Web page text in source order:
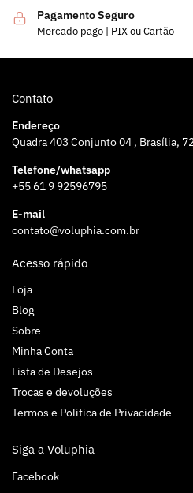
Pagamento Seguro
Mercado pago | PIX ou Cartão
Contato
Endereço
Quadra 403 Conjunto 04 , Brasília,
Telefone/whatsapp
+55 61 9 92596795
E-mail
contato@voluphia.com.br
Acesso rápido
Loja
Blog
Sobre
Minha Conta
Lista de Desejos
Trocas e devoluções
Termos e Politica de Privacidade
Siga a Voluphia
Facebook